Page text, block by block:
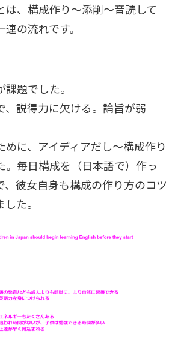
は、構成作り～添削～音読して
の流れです。
題でした。
、説得力に欠ける。論旨が弱
めに、アイディアだし～構成作り
。毎日構成を（日本語で）作っ
、彼女自身も構成の作り方のコツ
た。